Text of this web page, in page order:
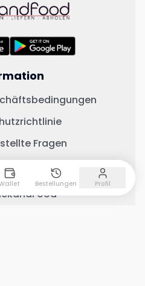
Fragen
Links
Bestellungen Profil